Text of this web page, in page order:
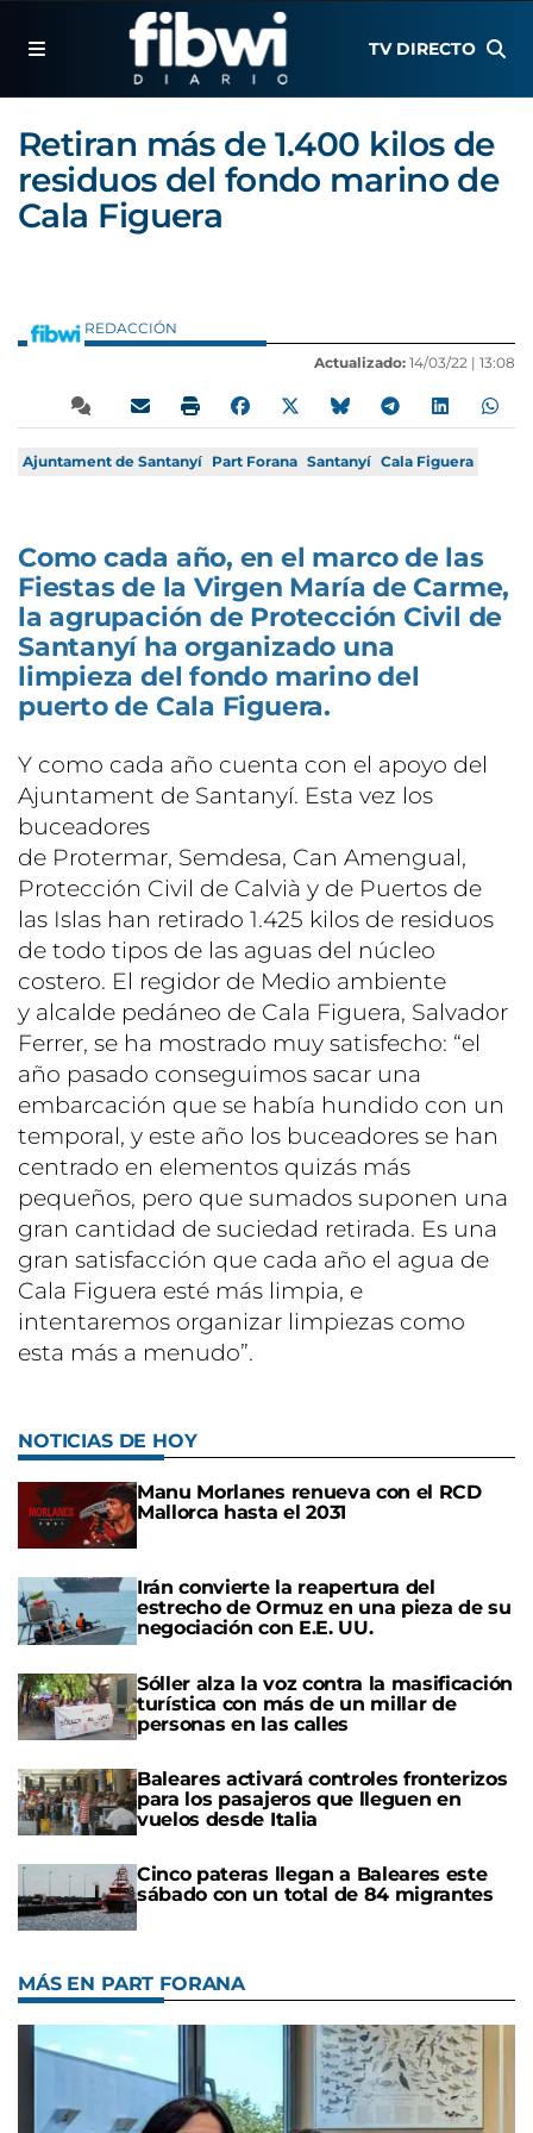
TV DIRECTO
Retiran más de 1.400 kilos de
residuos del fondo marino de
Cala Figuera
REDACCIÓN
Actualizado: 14/03/22 | 13:08
Ajuntament de Santanyí Part Forana Santanyí Cala Figuera
Como cada año, en el marco de las
Fiestas de la Virgen María de Carme,
la agrupación de Protección Civil de
Santanyí ha organizado una
limpieza del fondo marino del
puerto de Cala Figuera.
Y como cada año cuenta con el apoyo del
Ajuntament de Santanyí. Esta vez los
buceadores
de Protermar, Semdesa, Can Amengual,
Protección Civil de Calvià y de Puertos de
las Islas han retirado 1.425 kilos de residuos
de todo tipos de las aguas del núcleo
costero. El regidor de Medio ambiente
y alcalde pedáneo de Cala Figuera, Salvador
Ferrer, se ha mostrado muy satisfecho: “el
año pasado conseguimos sacar una
embarcación que se había hundido con un
temporal, y este año los buceadores se han
centrado en elementos quizás más
pequeños, pero que sumados suponen una
gran cantidad de suciedad retirada. Es una
gran satisfacción que cada año el agua de
Cala Figuera esté más limpia, e
intentaremos organizar limpiezas como
esta más a menudo”.
NOTICIAS DE HOY
Manu Morlanes renueva con el RCD
Mallorca hasta el 2031
Irán convierte la reapertura del
estrecho de Ormuz en una pieza de su
negociación con E.E. UU.
Sóller alza la voz contra la masificación
turística con más de un millar de
personas en las calles
Baleares activará controles fronterizos
para los pasajeros que lleguen en
vuelos desde Italia
Cinco pateras llegan a Baleares este
sábado con un total de 84 migrantes
MÁS EN PART FORANA